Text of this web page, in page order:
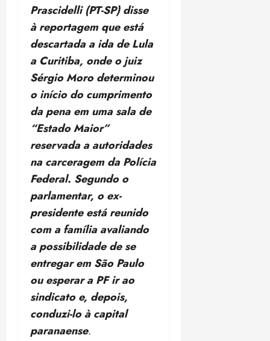
Prascidelli (PT-SP) disse
à reportagem que está
descartada a ida de Lula
a Curitiba, onde o juiz
Sérgio Moro determinou
o início do cumprimento
da pena em uma sala de
“Estado Maior”
reservada a autoridades
na carceragem da Polícia
Federal. Segundo o
parlamentar, o ex-
presidente está reunido
com a família avaliando
a possibilidade de se
entregar em São Paulo
ou esperar a PF ir ao
sindicato e, depois,
conduzi-lo à capital
paranaense.